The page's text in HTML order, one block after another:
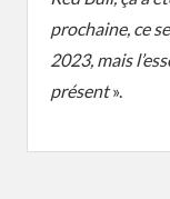
prochaine, ce
2023, mais
présent».